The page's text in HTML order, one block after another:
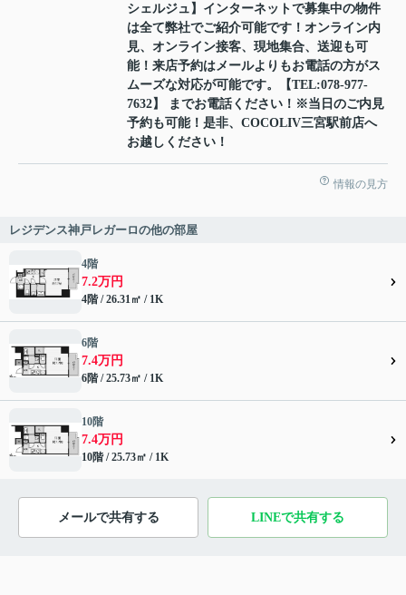
シェルジュ】インターネットで募集中の物件
は全て弊社でご紹介可能です！オンライン内
見、オンライン接客、現地集合、送迎も可
能！来店予約はメールよりもお電話の方がス
ムーズな対応が可能です。【TEL:078-977-
7632】 までお電話ください！※当日のご内見
予約も可能！是非、COCOLIV三宮駅前店へ
お越しください！
情報の見方
レジデンス神戸レガーロの他の部屋
4階
7.2万円
4階 / 26.31㎡ / 1K
6階
7.4万円
6階 / 25.73㎡ / 1K
10階
7.4万円
10階 / 25.73㎡ / 1K
メールで共有する LINEで共有する